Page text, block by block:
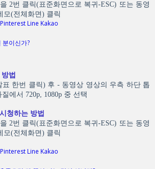
2번 클릭(표준화면으로 복귀-ESC) 또는 동영
모(전체화면) 클릭
Pinterest Line Kakao
분이신가?
법
한번 클릭) 후 - 동영상 영상의 우측 하단 톱
에서 720p, 1080p 중 선택
청하는 방법
2번 클릭(표준화면으로 복귀-ESC) 또는 동영
모(전체화면) 클릭
Pinterest Line Kakao